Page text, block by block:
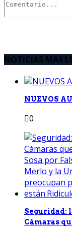
NOTICIAS MAS
NUEVOS
0
Seguridad:
Cámaras